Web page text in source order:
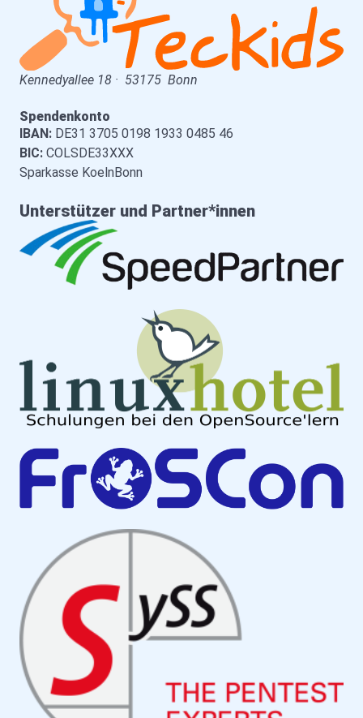
Kennedyallee 18 · 53175 Bonn
Spendenkonto
IBAN: DE31 3705 0198 1933 0485 46
BIC: COLSDE33XXX
Sparkasse KoelnBonn
Unterstützer und Partner*innen